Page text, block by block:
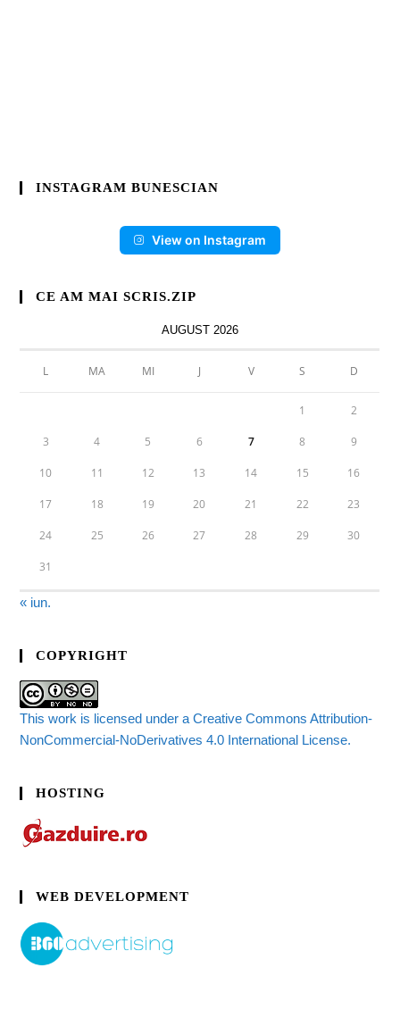
INSTAGRAM BUNESCIAN
View on Instagram
CE AM MAI SCRIS.ZIP
AUGUST 2026
L MA MI J V S D
1 2
3 4 5 6 7 8 9
10 11 12 13 14 15 16
17 18 19 20 21 22 23
24 25 26 27 28 29 30
31
« iun.
COPYRIGHT
This work is licensed under a Creative Commons Attribution-
NonCommercial-NoDerivatives 4.0 International License.
HOSTING
WEB DEVELOPMENT